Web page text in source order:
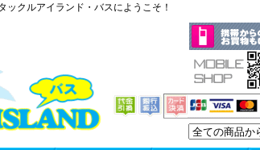
クルアイランド・バスにようこそ！